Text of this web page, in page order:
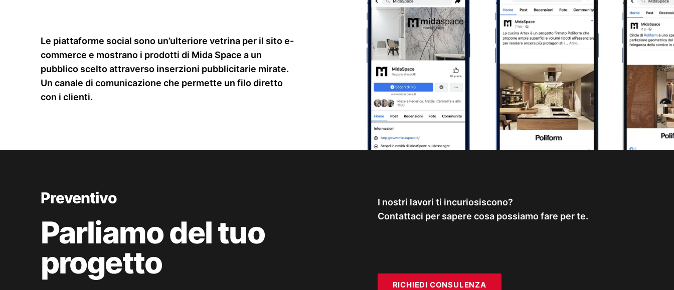
Le piattaforme social sono un’ulteriore vetrina per il sito e-
commerce e mostrano i prodotti di Mida Space a un
pubblico scelto attraverso inserzioni pubblicitarie mirate.
Un canale di comunicazione che permette un filo diretto
con i clienti.
Preventivo
Parliamo del tuo
progetto
I nostri lavori ti incuriosiscono?
Contattaci per sapere cosa possiamo fare per te.
RICHIEDI CONSULENZA